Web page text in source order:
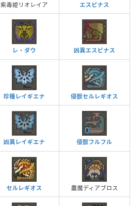
紫毒姫リオレイア エスピナス
レ・ダウ 凶異エスピナス
珍種レイギエナ 侵獣セルレギオス
凶異レイギエナ 侵獣フルフル
セルレギオス 鏖魔ディアブロス